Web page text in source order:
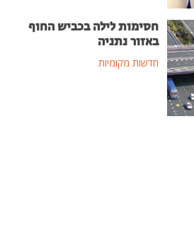
חסימות לילה בכביש החוף
באזור נתניה
חדשות מקומיות